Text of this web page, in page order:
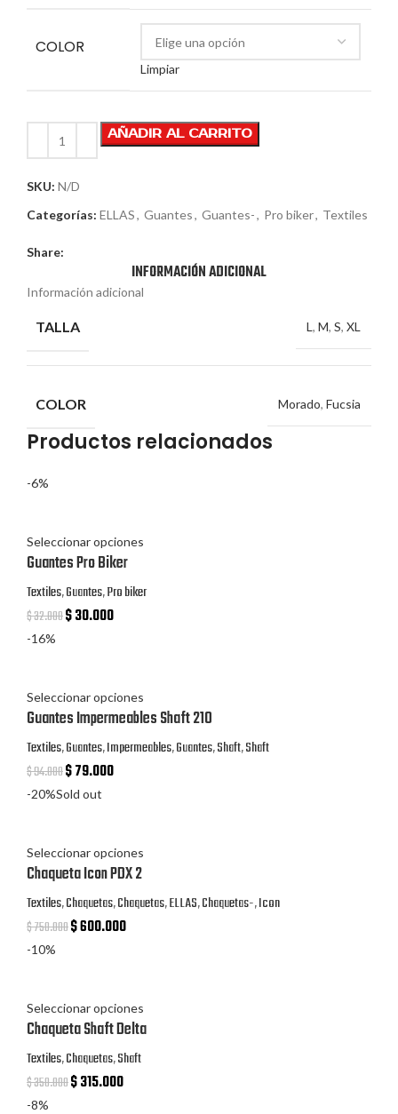
COLOR
Limpiar
AÑADIR AL CARRITO
SKU: N/D
Categorías: ELLAS, Guantes, Guantes-, Pro biker, Textiles
Share:
INFORMACIÓN ADICIONAL
Información adicional
TALLA L , M, S, XL
COLOR Morado, Fucsia
Productos relacionados
-6%
Seleccionar opciones
Guantes Pro Biker
Textiles,Guantes,Pro biker
$32.000$30.000
-16%
Seleccionar opciones
Guantes Impermeables Shaft 210
Textiles,Guantes,Impermeables,Guantes,Shaft,Shaft
$94.000$79.000
-20%Sold out
Seleccionar opciones
Chaqueta Icon PDX 2
Textiles,Chaquetas,Chaquetas,ELLAS,Chaquetas-,Icon
$750.000$600.000
-10%
Seleccionar opciones
Chaqueta Shaft Delta
Textiles,Chaquetas,Shaft
$350.000$315.000
-8%